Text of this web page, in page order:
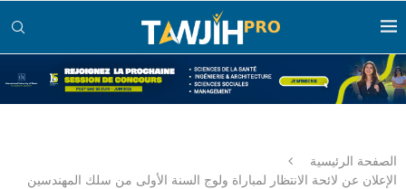
الصفحة الرئيسية
الإعلان عن لائحة الانتظار لمباراة ولوج السنة الأولى من سلك المهندسين